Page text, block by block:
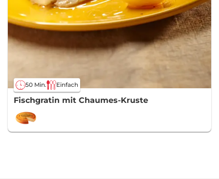
50 Min. Einfach
Fischgratin mit Chaumes-Kruste